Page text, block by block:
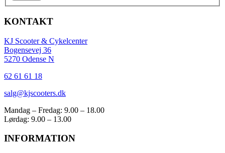
KONTAKT
KJ Scooter & Cykelcenter
Bogensevej 36
5270 Odense N
62 61 61 18
salg@kjscooters.dk
Mandag – Fredag: 9.00 – 18.00
Lørdag: 9.00 – 13.00
INFORMATION